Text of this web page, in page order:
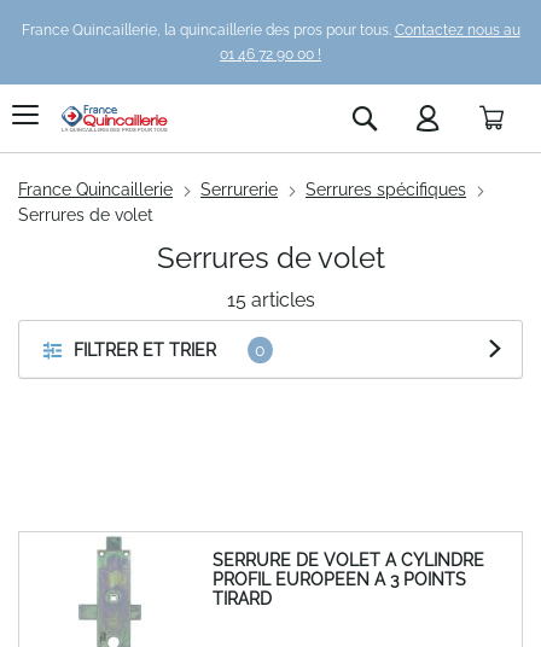
France Quincaillerie, la quincaillerie des pros pour tous. Contactez nous au
01 46 72 90 00 !
Rechercher
France Quincaillerie Serrurerie
Serrures spécifiques
Serrures de volet
FILTRER ET TRIER
15articles
Serrures de volet
SERRURE DE VOLET A CYLINDRE
PROFIL EUROPEEN A 3 POINTS
TIRARD